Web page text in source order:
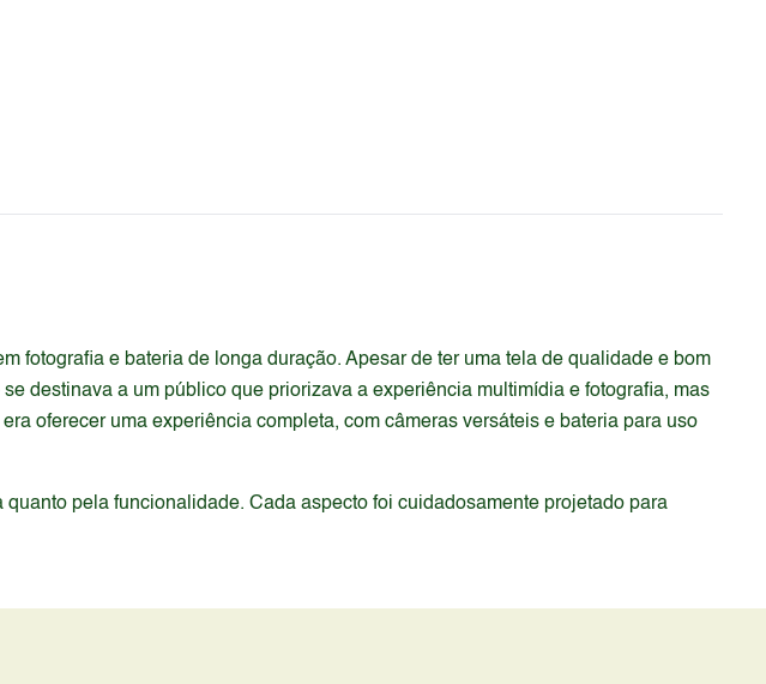
fotografia e bateria de longa duração. Apesar de ter uma tela de qualidade e bom
destinava a um público que priorizava a experiência multimídia e fotografia, mas
oferecer uma experiência completa, com câmeras versáteis e bateria para uso
pela funcionalidade. Cada aspecto foi cuidadosamente projetado para